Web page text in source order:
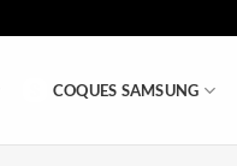
COQUES SAMSUNG